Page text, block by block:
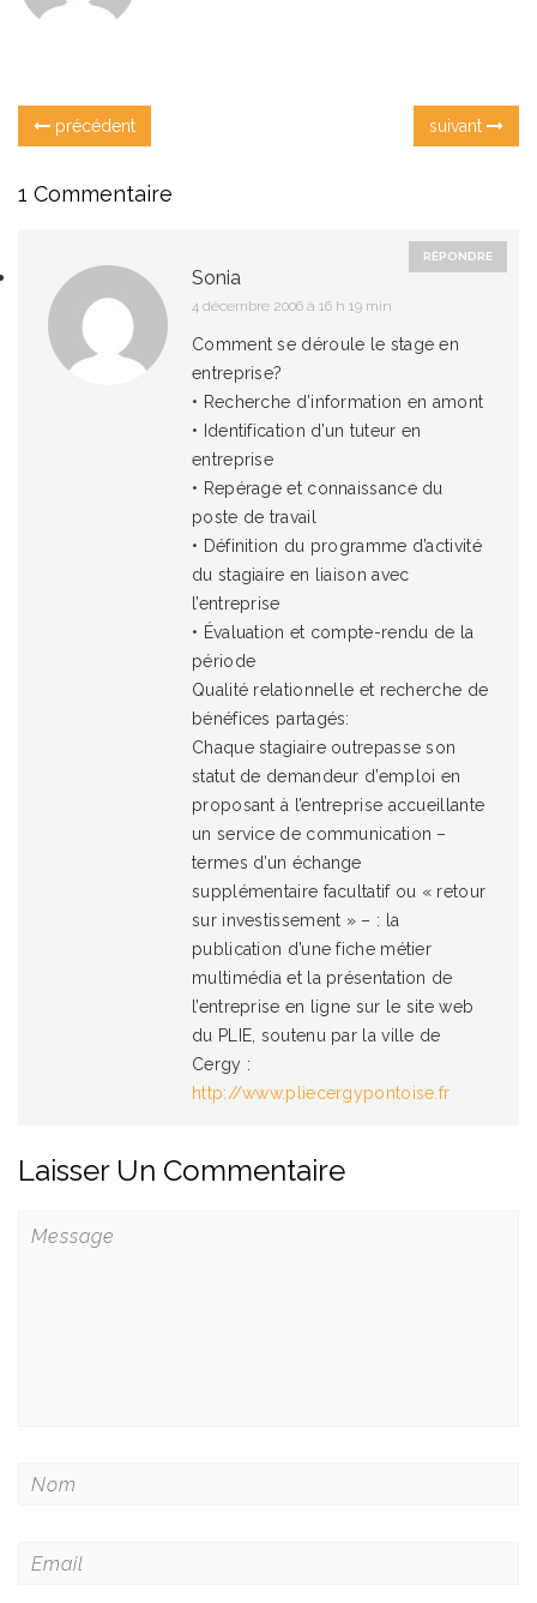
précédent suivant
1 Commentaire
Sonia
4 décembre 2006 à 16 h 19 min
Comment se déroule le stage en
entreprise?
• Recherche d’information en amont
• Identification d’un tuteur en
entreprise
• Repérage et connaissance du
poste de travail
• Définition du programme d’activité
du stagiaire en liaison avec
l’entreprise
• Évaluation et compte-rendu de la
période
Qualité relationnelle et recherche de
bénéfices partagés:
Chaque stagiaire outrepasse son
statut de demandeur d’emploi en
proposant à l’entreprise accueillante
un service de communication –
termes d’un échange
supplémentaire facultatif ou « retour
sur investissement » – : la
publication d’une fiche métier
multimédia et la présentation de
l’entreprise en ligne sur le site web
du PLIE, soutenu par la ville de
Cergy :
http://www.pliecergypontoise.fr
RÉPONDRE
Laisser Un Commentaire